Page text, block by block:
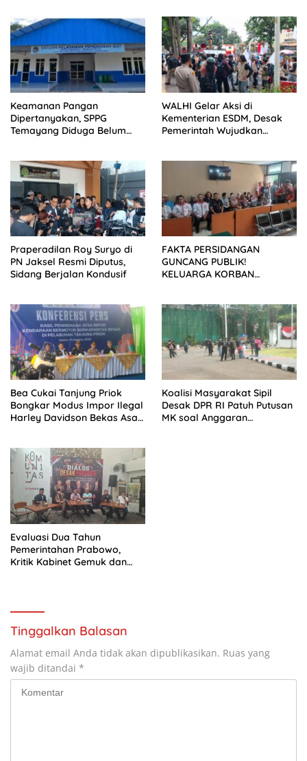
Keamanan Pangan
Dipertanyakan, SPPG
Temayang Diduga Belum
WALHI Gelar Aksi di
Kementerian ESDM, Desak
Pemerintah Wujudkan
Praperadilan Roy Suryo di
PN Jaksel Resmi Diputus,
Sidang Berjalan Kondusif
FAKTA PERSIDANGAN
GUNCANG PUBLIK!
KELUARGA KORBAN
DITUNDA
Bea Cukai Tanjung Priok
Bongkar Modus Impor Ilegal
Harley Davidson Bekas Asal
Koalisi Masyarakat Sipil
Desak DPR RI Patuh Putusan
MK soal Anggaran
Evaluasi Dua Tahun
Pemerintahan Prabowo,
Kritik Kabinet Gemuk dan
Tinggalkan Balasan
Alamat email Anda tidak akan dipublikasikan. Ruas yang
wajib ditandai *